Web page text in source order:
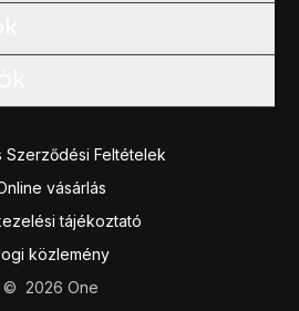
Szerződési Feltételek
vásárlás
tájékoztató
közlemény
© 2026 One